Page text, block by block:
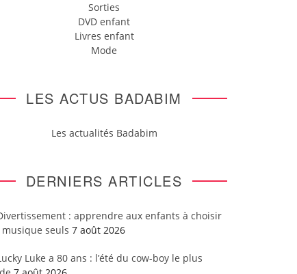
Sorties
DVD enfant
Livres enfant
Mode
LES ACTUS BADABIM
Les actualités Badabim
DERNIERS ARTICLES
: apprendre aux enfants à choisir
seuls 7 août 2026
Luke a 80 ans : l’été du cow-boy le plus